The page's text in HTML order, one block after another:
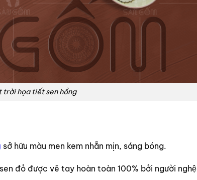
trời họa tiết sen hồng
sở hữu màu men kem nhẵn mịn, sáng bóng.
đỏ được vẽ tay hoàn toàn 100% bởi người nghệ